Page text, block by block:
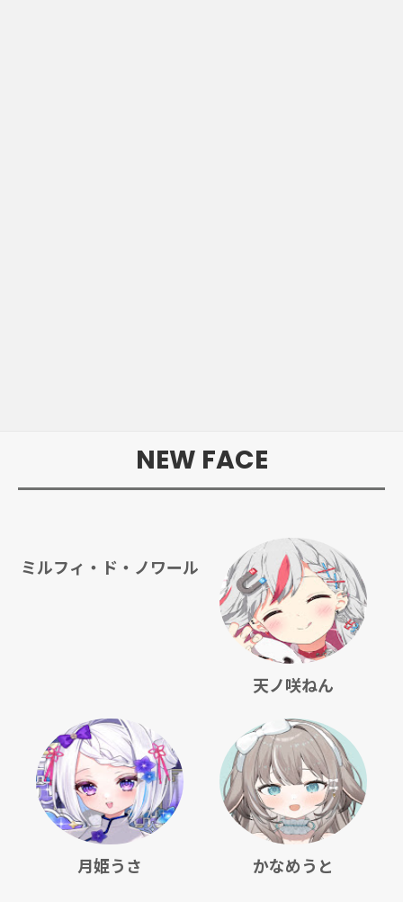
NEW FACE
ミルフィ・ド・ノワール
天ノ咲ねん
月姫うさ かなめうと